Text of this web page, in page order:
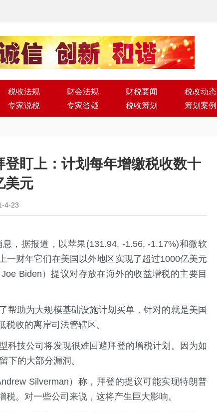
税收法规 财会法规 财税要闻 税改动态
专家说税 专家答疑 税收筹划 筹划案例
盯上：计划每年增缴税收数十
美元
4-23
，据报道，以苹果(131.94, -1.56, -1.17%)和微软
一财年它们在美国以外地区实现了超过1000亿美元
Biden）提议对存放在海外的收益增税的主要目
助为大规模基础设施计划买单，针对的就是美国
收的离岸司法管辖区。
技公司将发现很难回避拜登的增税计划。因为如
下的大部分漏洞。
Silverman）称，拜登的提议可能实现特朗普
。对一些公司来说，这将产生巨大影响。